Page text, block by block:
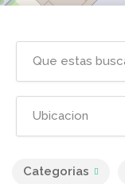
Categorias